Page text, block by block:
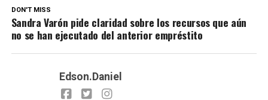
DON'T MISS
Sandra Varón pide claridad sobre los recursos que aún
no se han ejecutado del anterior empréstito
Edson.Daniel